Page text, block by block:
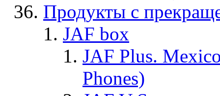
Продукты с
JAF box
JAF Plus.
Phones)